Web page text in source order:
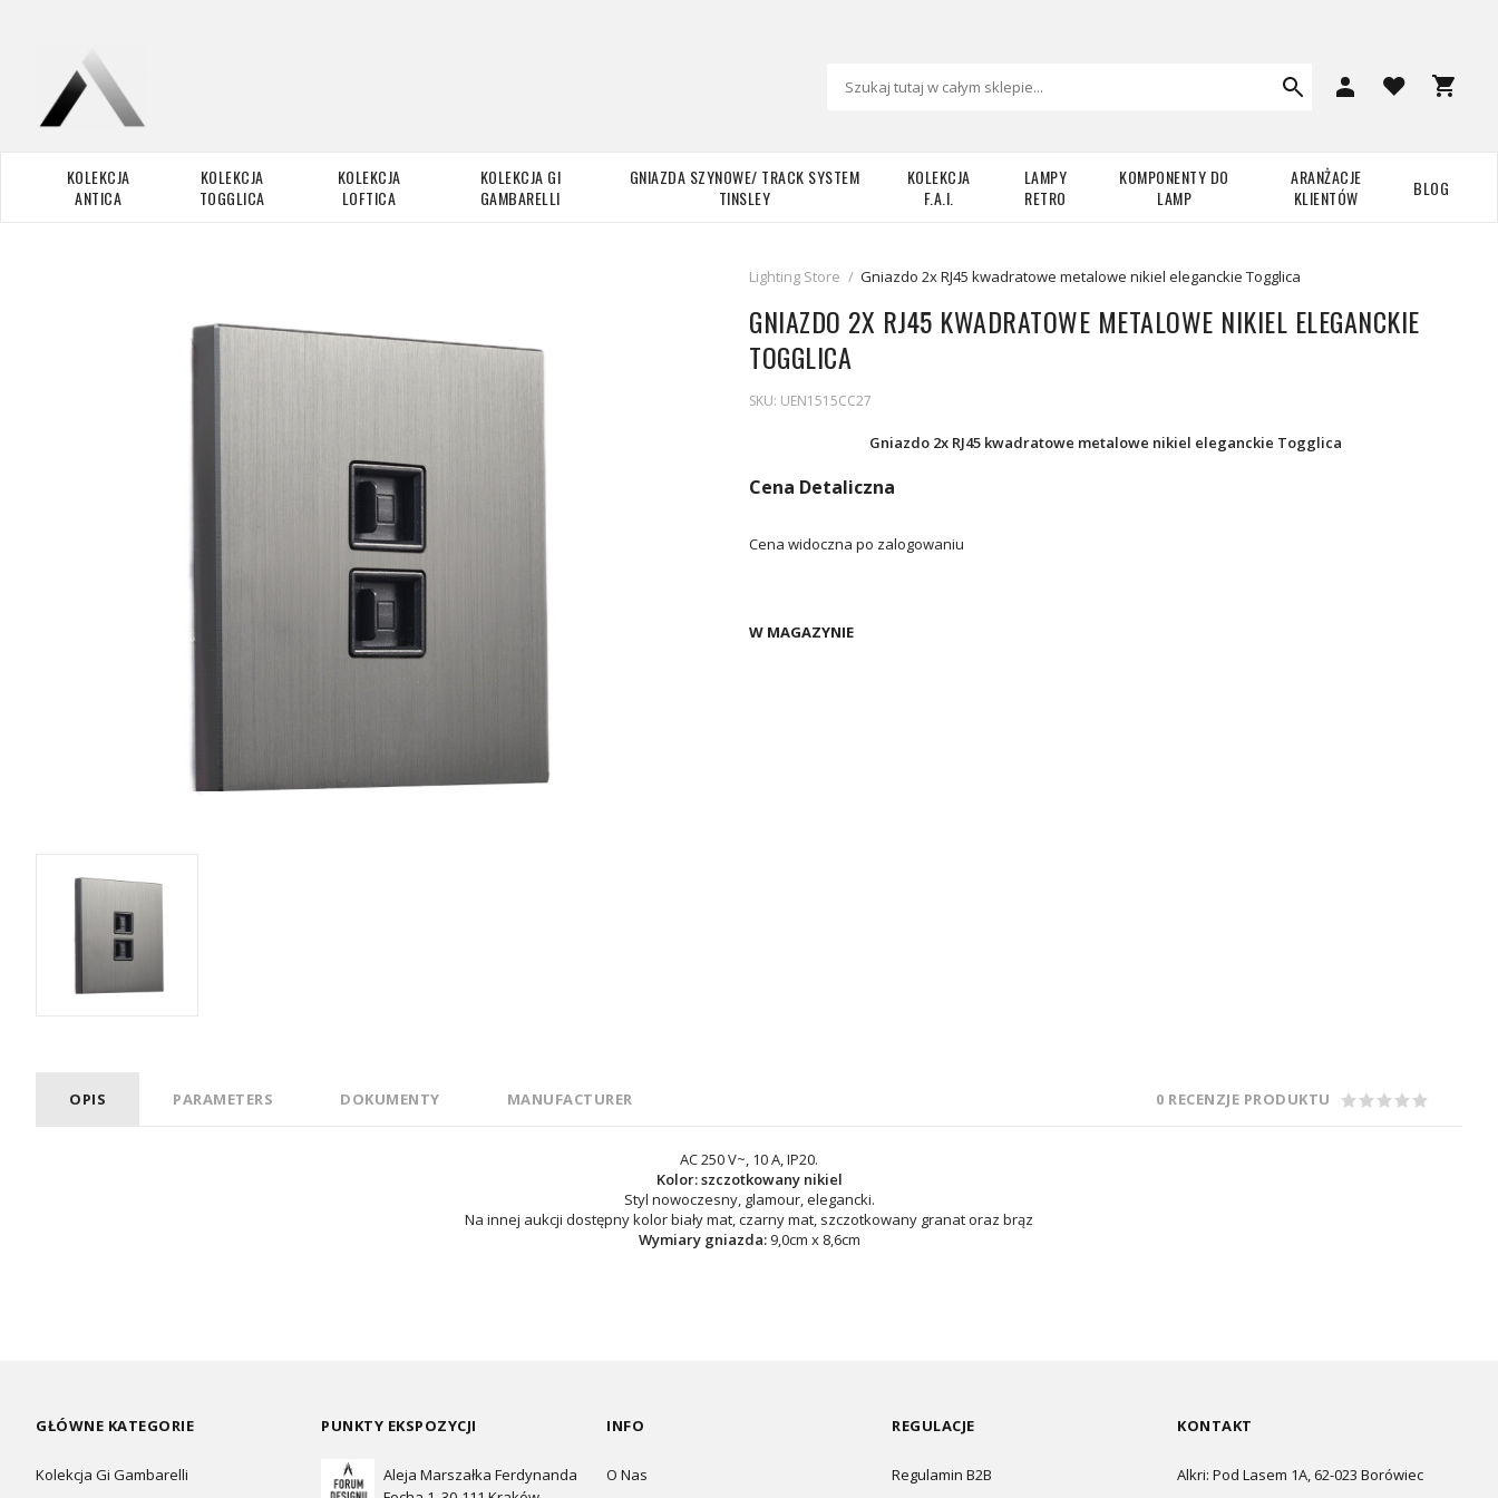
KOLEKCJA
ANTICA
KOLEKCJA
TOGGLICA
KOLEKCJA
LOFTICA
KOLEKCJA GI
GAMBARELLI
GNIAZDA SZYNOWE/ TRACK SYSTEM
TINSLEY
KOLEKCJA
F.A.I.
LAMPY
RETRO
KOMPONENTY DO
LAMP
ARANŻACJE
KLIENTÓW
BLOG
Lighting Store / Gniazdo 2x RJ45 kwadratowe metalowe nikiel eleganckie Togglica
GNIAZDO 2X RJ45 KWADRATOWE METALOWE NIKIEL ELEGANCKIE
TOGGLICA
SKU: UEN1515CC27
Gniazdo 2x RJ45 kwadratowe metalowe nikiel eleganckie Togglica
Cena Detaliczna
Cena widoczna po zalogowaniu
W MAGAZYNIE
OPIS PARAMETERS DOKUMENTY MANUFACTURER 0 RECENZJE PRODUKTU
AC 250 V~, 10 A, IP20.
Kolor: szczotkowany nikiel
Styl nowoczesny, glamour, elegancki.
Na innej aukcji dostępny kolor biały mat, czarny mat, szczotkowany granat oraz brąz
Wymiary gniazda:9,0cm x 8,6cm
GŁÓWNE KATEGORIE
Kolekcja Gi Gambarelli
PUNKTY EKSPOZYCJI
Aleja Marszałka Ferdynanda
INFO
O Nas
REGULACJE
Regulamin B2B
KONTAKT
Alkri: Pod Lasem 1A, 62-023 Borówiec